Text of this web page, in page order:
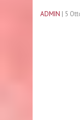
ADMIN | 5